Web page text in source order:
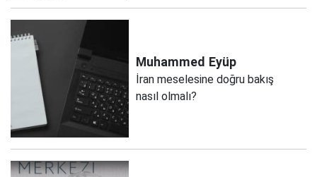
Muhammed Eyüp
İran meselesine doğru bakış
nasıl olmalı?